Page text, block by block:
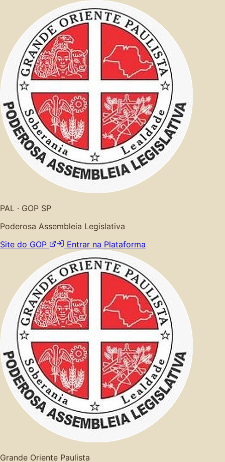
PAL · GOP SP
Poderosa Assembleia Legislativa
Site do GOP
Entrar na Plataforma
Grande Oriente Paulista